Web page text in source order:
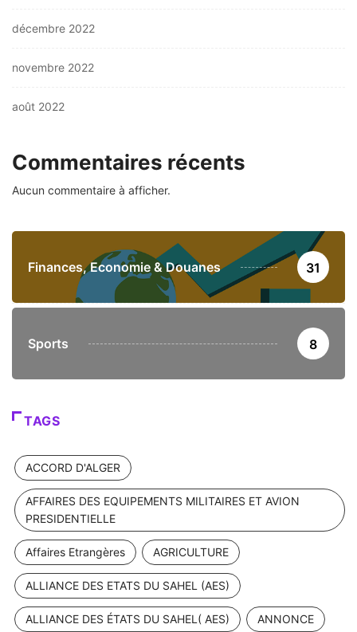
décembre 2022
novembre 2022
août 2022
Commentaires récents
Aucun commentaire à afficher.
Finances, Economie & Douanes 31
Sports 8
TAGS
ACCORD D'ALGER
AFFAIRES DES EQUIPEMENTS MILITAIRES ET AVION
PRESIDENTIELLE
Affaires Etrangères AGRICULTURE
ALLIANCE DES ETATS DU SAHEL (AES)
ALLIANCE DES ÉTATS DU SAHEL( AES) ANNONCE